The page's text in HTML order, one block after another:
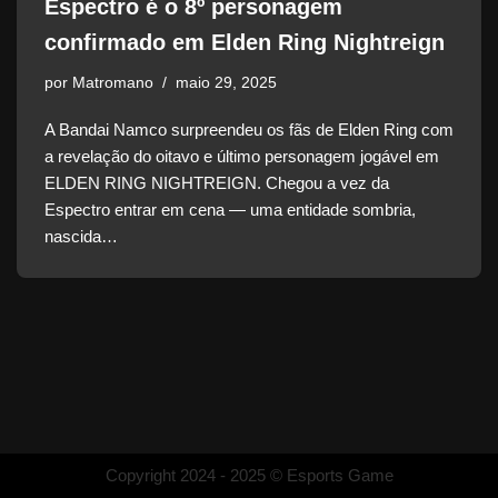
Espectro é o 8º personagem
confirmado em Elden Ring Nightreign
por Matromano maio 29, 2025
A Bandai Namco surpreendeu os fãs de Elden Ring com
a revelação do oitavo e último personagem jogável em
ELDEN RING NIGHTREIGN. Chegou a vez da
Espectro entrar em cena — uma entidade sombria,
nascida…
Copyright 2024 - 2025 © Esports Game